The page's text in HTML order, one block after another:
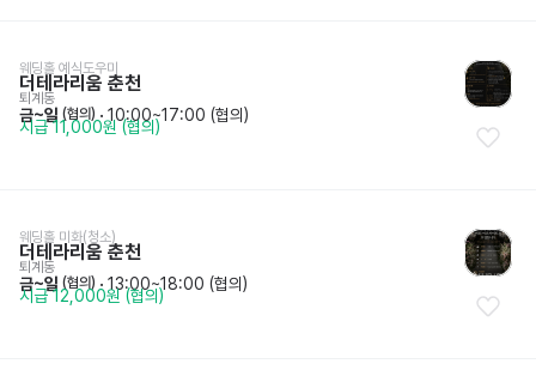
웨딩홀 예식도우미
더테라리움 춘천
퇴계동
금~일 (협의) · 10:00~17:00 (협의)
시급 11,000원 (협의)
웨딩홀 미화(청소)
더테라리움 춘천
퇴계동
금~일 (협의) · 13:00~18:00 (협의)
시급 12,000원 (협의)